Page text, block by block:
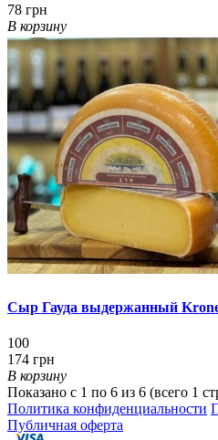
78 грн
В корзину
Сыр Гауда выдержанный
100
174 грн
В корзину
Показано с 1 по 6 из 6 (всего 1
Политика конфиденциальности
Публичная оферта